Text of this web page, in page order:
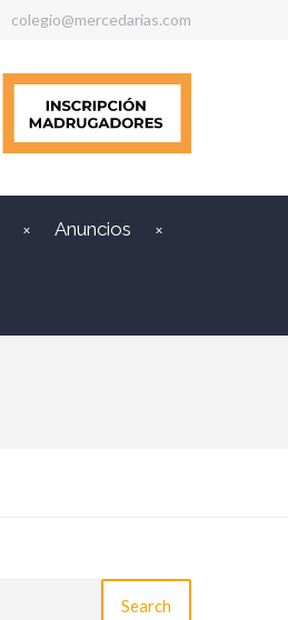
colegio@mercedarias.com
Anuncios
Search